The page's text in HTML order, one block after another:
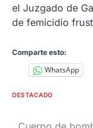
el Juzgado de
de femicidio
Comparte esto:
WhatsApp
DESTACADO